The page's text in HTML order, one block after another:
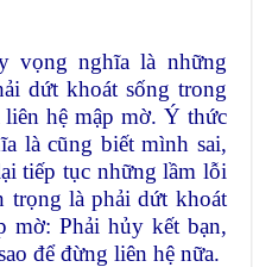
vọng nghĩa là những
dứt khoát sống trong
hệ mập mờ. Ý thức
là cũng biết mình sai,
tiếp tục những lầm lỗi
trọng là phải dứt khoát
mờ: Phải hủy kết bạn,
để đừng liên hệ nữa.